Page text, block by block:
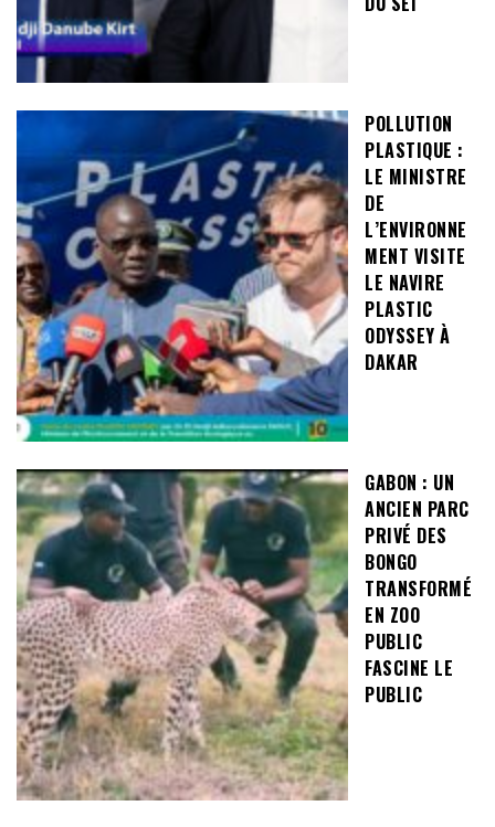
POLLUTION
PLASTIQUE :
LE MINISTRE
DE
L’ENVIRONNE
MENT VISITE
LE NAVIRE
PLASTIC
ODYSSEY À
DAKAR
GABON : UN
ANCIEN PARC
PRIVÉ DES
BONGO
TRANSFORMÉ
EN ZOO
PUBLIC
FASCINE LE
PUBLIC